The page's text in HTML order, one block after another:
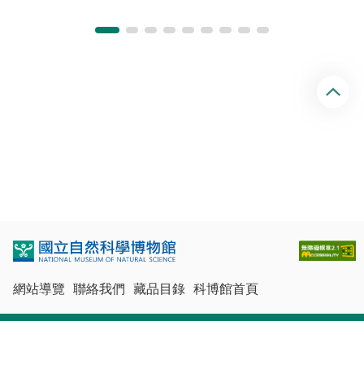
網站導覽 聯絡我們 藏品目錄 科博館首頁
回
頂
端